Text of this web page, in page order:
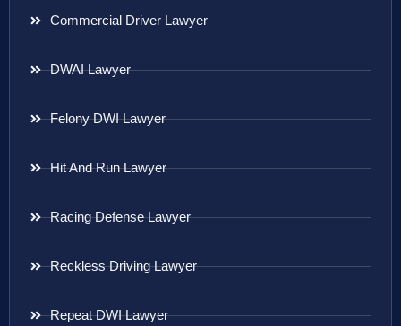
Commercial Driver Lawyer
DWAI Lawyer
Felony DWI Lawyer
Hit And Run Lawyer
Racing Defense Lawyer
Reckless Driving Lawyer
Repeat DWI Lawyer